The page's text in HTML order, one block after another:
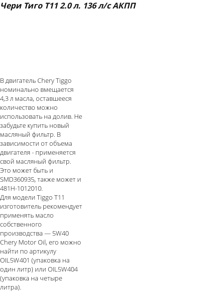
Чери Тиго Т11 2.0 л. 136 л/с АКПП
В двигатель Chery Tiggo
номинально вмещается
4,3 л масла, оставшееся
количество можно
использовать на долив. Не
забудьте купить новый
масляный фильтр. В
зависимости от объема
двигателя - применяется
свой масляный фильтр.
Это может быть и
SMD360935, также может и
481H-1012010.
Для модели Tiggo T11
изготовитель рекомендует
применять масло
собственного
производства — 5W40
Chery Motor Oil, его можно
найти по артикулу
OIL5W401 (упаковка на
один литр) или OIL5W404
(упаковка на четыре
литра).